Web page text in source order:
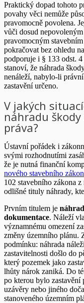
Praktický dopad tohoto
povahy věci nemůže
pravomocně povolena.
vůči dosud
pravomocným
pokračovat bez ohledu
podporuje i § 133 odst.
stanoví, že náhrada
nenáleží, nabylo-li
zastavění určeno.
V jakých
náhradu
práva?
Ústavní pořádek i
svými rozhodnutími
že je nutná finanční
nového stavebního
102 stavebního zákona
odlišné tituly náhrady,
Prvním titulem je
dokumentace. Náleží
významnému omezení
změny územního plánu.
podmínku: náhrada
zastavitelnosti došlo do
který pozemek jako
lhůty nárok zaniká. Do
po kterou bylo zastavění
uzávěry nebo jiného
stanoveného územním